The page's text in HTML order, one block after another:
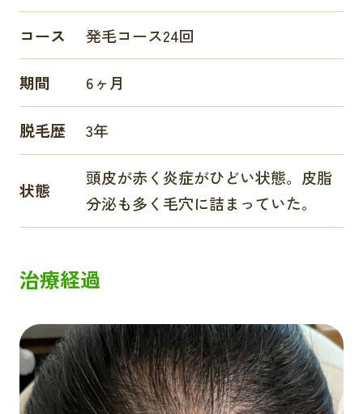
コース 発毛コース24回
期間 6ヶ月
脱毛歴 3年
状態
頭皮が赤く炎症がひどい状態。皮脂
分泌も多く毛穴に詰まっていた。
治療経過